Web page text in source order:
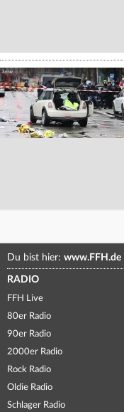
Du bist hier: www.FFH.de
RADIO
FFH Live
80er Radio
90er Radio
2000er Radio
Rock Radio
Oldie Radio
Schlager Radio